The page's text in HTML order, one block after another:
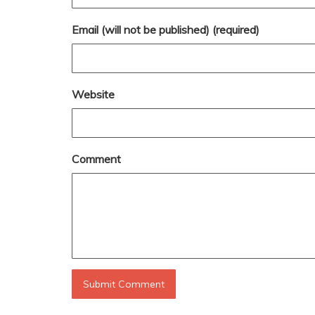
Email (will not be published) (required)
Website
Comment